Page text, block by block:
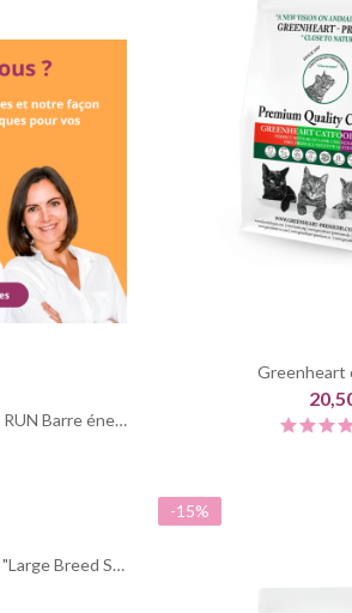
PRO TEAM LONG RUN Barre énergétique
Greenheart Chien "Large Breed Summerstyle" Poulet et Poisson
Greenheart
-15%